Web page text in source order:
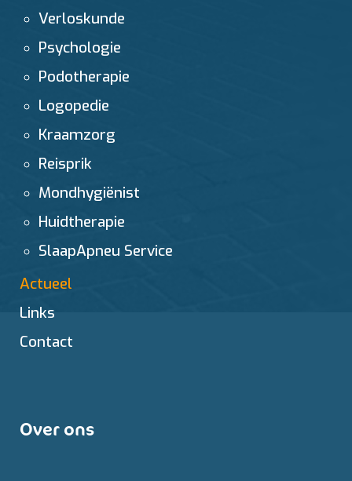
Verloskunde
Psychologie
Podotherapie
Logopedie
Kraamzorg
Reisprik
Mondhygiënist
Huidtherapie
SlaapApneu Service
Actueel
Links
Contact
Over ons